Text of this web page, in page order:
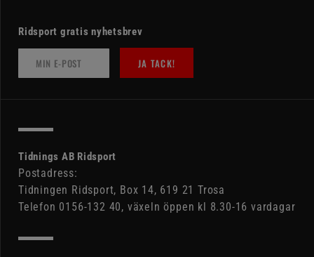
Ridsport gratis nyhetsbrev
JA TACK!
Tidnings AB Ridsport
Postadress:
Tidningen Ridsport, Box 14, 619 21 Trosa
Telefon 0156-132 40, växeln öppen kl 8.30-16 vardagar